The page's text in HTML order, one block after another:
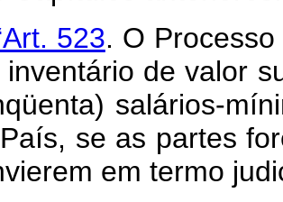
523. O
inventário de valor
salários-
se as partes
em termo